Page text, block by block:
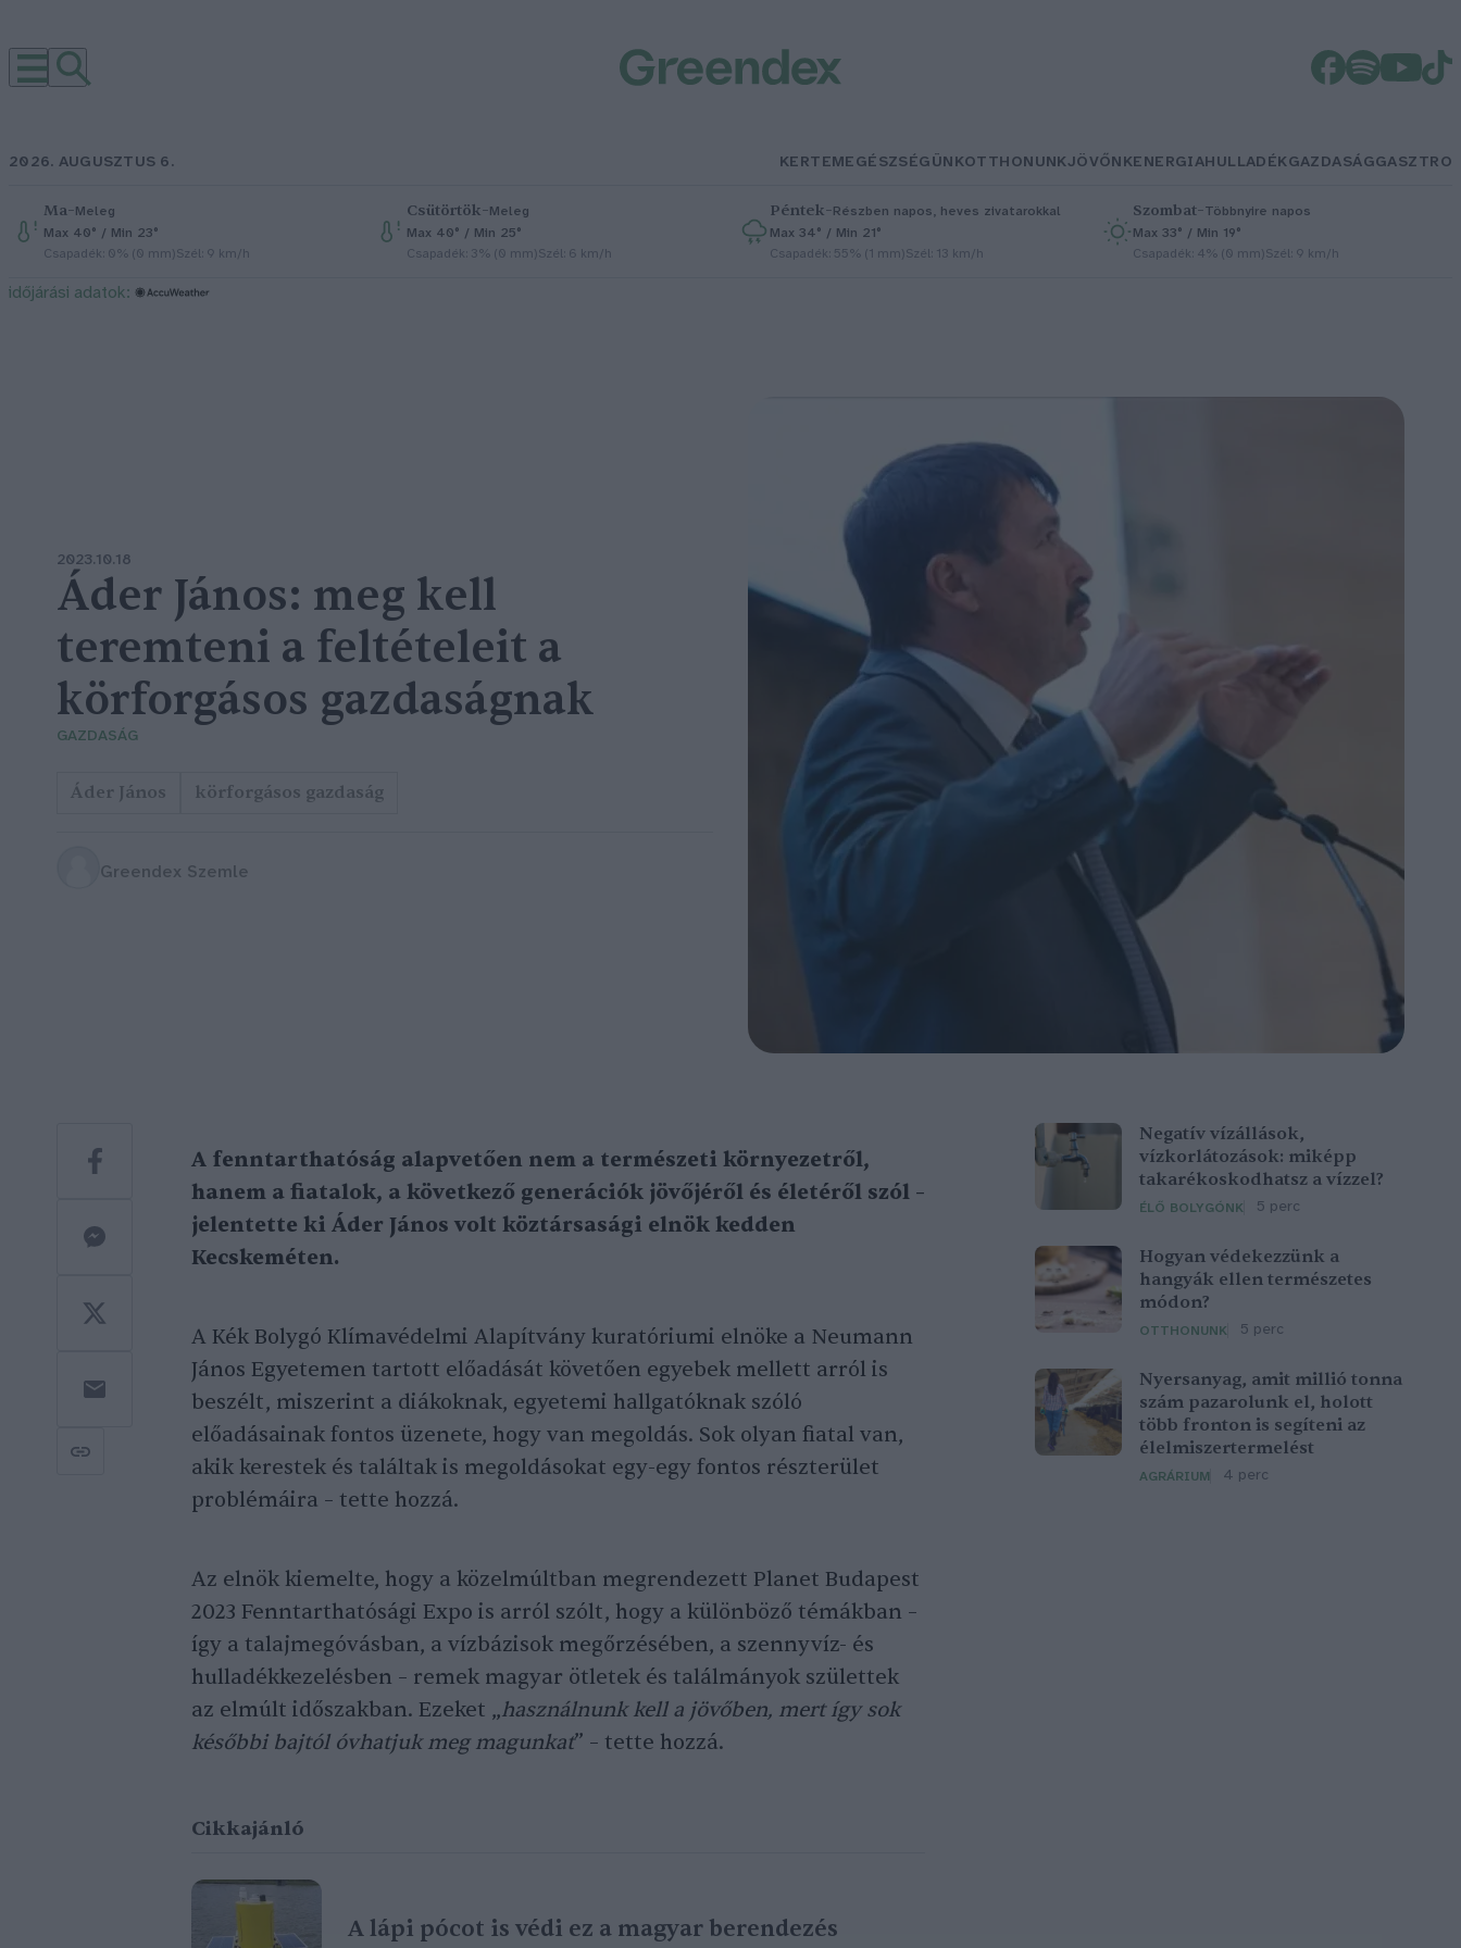
2026. AUGUSZTUS 6. KERTEMEGÉSZSÉGÜNKOTTHONUNKJÖVŐNKENERGIAHULLADÉKGAZDASÁGGASZTRO
Ma–Meleg
Max 40° / Min 23°
Csapadék: 0% (0 mm)Szél: 9 km/h
Csütörtök–Meleg
Max 40° / Min 25°
Csapadék: 3% (0 mm)Szél: 6 km/h
Péntek–Részben napos, heves zivatarokkal
Max 34° / Min 21°
Csapadék: 55% (1 mm)Szél: 13 km/h
Szombat–Többnyire napos
Max 33° / Min 19°
Csapadék: 4% (0 mm)Szél: 9 km/h
időjárási adatok:
2023.10.18
Áder János: meg kell
teremteni a feltételeit a
körforgásos gazdaságnak
GAZDASÁG
Áder János körforgásos gazdaság
Greendex Szemle
A fenntarthatóság alapvetően nem a természeti környezetről,
hanem a fiatalok, a következő generációk jövőjéről és életéről szól –
jelentette ki Áder János volt köztársasági elnök kedden
Kecskeméten.
A Kék Bolygó Klímavédelmi Alapítvány kuratóriumi elnöke a Neumann
János Egyetemen tartott előadását követően egyebek mellett arról is
beszélt, miszerint a diákoknak, egyetemi hallgatóknak szóló
előadásainak fontos üzenete, hogy van megoldás. Sok olyan fiatal van,
akik kerestek és találtak is megoldásokat egy-egy fontos részterület
problémáira – tette hozzá.
Az elnök kiemelte, hogy a közelmúltban megrendezett Planet Budapest
2023 Fenntarthatósági Expo is arról szólt, hogy a különböző témákban –
így a talajmegóvásban, a vízbázisok megőrzésében, a szennyvíz- és
hulladékkezelésben – remek magyar ötletek és találmányok születtek
az elmúlt időszakban. Ezeket „használnunk kell a jövőben, mert így sok
későbbi bajtól óvhatjuk meg magunkat” – tette hozzá.
Cikkajánló
A lápi pócot is védi ez a magyar berendezés
Negatív vízállások,
vízkorlátozások: miképp
takarékoskodhatsz a vízzel?
ÉLŐ BOLYGÓNK 5 perc
Hogyan védekezzünk a
hangyák ellen természetes
módon?
OTTHONUNK 5 perc
Nyersanyag, amit millió tonna
szám pazarolunk el, holott
több fronton is segíteni az
élelmiszertermelést
AGRÁRIUM 4 perc